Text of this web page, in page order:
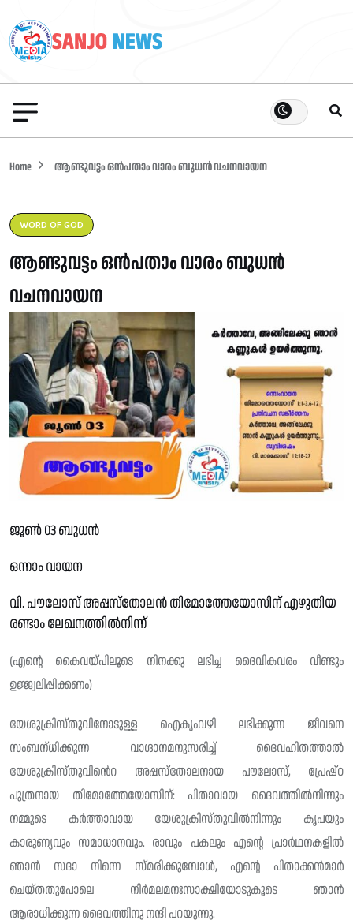
Home ആണ്ടുവട്ടം ഒൻപതാം വാരം ബുധൻ വചനവായന
WORD OF GOD
ആണ്ടുവട്ടം ഒൻപതാം വാരം ബുധൻ
വചനവായന
ജൂൺ 03 ബുധൻ
ഒന്നാം വായന
വി. പൗലോസ് അപ്പസ്തോലൻ തിമോത്തേയോസിന് എഴുതിയ
രണ്ടാം ലേഖനത്തിൽനിന്ന്
(എൻ്റെ കൈവയ്‌പിലൂടെ നിനക്കു ലഭിച്ച ദൈവികവരം വീണ്ടും
ഉജ്ജ്വലിപ്പിക്കണം)
യേശുക്രിസ്‌തുവിനോടുള്ള ഐക്യംവഴി ലഭിക്കുന്ന ജീവനെ
സംബന്‌ധിക്കുന്ന വാഗ്ദാനമനുസരിച്ച് ദൈവഹിതത്താൽ
യേശുക്രിസ്‌തുവിൻെറ അപ്പസ്തോലനായ പൗലോസ്, പ്രേഷ്ഠ
പുത്രനായ തിമോത്തേയോസിന്: പിതാവായ ദൈവത്തിൽനിന്നും
നമ്മുടെ കർത്താവായ യേശുക്രിസ്തുവിൽനിന്നും കൃപയും
കാരുണ്യവും സമാധാനവും. രാവും പകലും എൻ്റെ പ്രാർഥനകളിൽ
ഞാൻ സദാ നിന്നെ സ്‌മരിക്കുമ്പോൾ, എന്റെ പിതാക്കൻമാർ
ചെയ്‌തതുപോലെ നിർമലമനഃസാക്ഷിയോടുകൂടെ ഞാൻ
ആരാധിക്കുന്ന ദൈവത്തിനു നന്ദി പറയുന്നു.